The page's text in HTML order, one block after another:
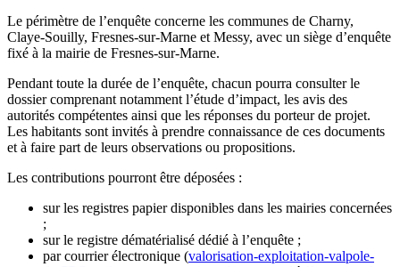
Le périmètre de l’enquête concerne les communes de Charny,
Claye-Souilly, Fresnes-sur-Marne et Messy, avec un siège d’enquête
fixé à la mairie de Fresnes-sur-Marne.
Pendant toute la durée de l’enquête, chacun pourra consulter le
dossier comprenant notamment l’étude d’impact, les avis des
autorités compétentes ainsi que les réponses du porteur de projet.
Les habitants sont invités à prendre connaissance de ces documents
et à faire part de leurs observations ou propositions.
Les contributions pourront être déposées :
sur les registres papier disponibles dans les mairies concernées
;
sur le registre dématérialisé dédié à l’enquête ;
par courrier électronique (valorisation-exploitation-valpole-